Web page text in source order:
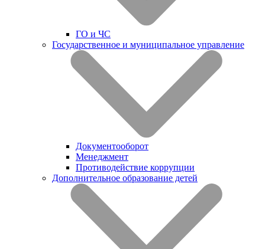
ГО и ЧС
Государственное и муниципальное управление
Документооборот
Менеджмент
Противодействие коррупции
Дополнительное образование детей